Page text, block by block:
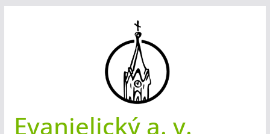
Evanjelický a. v.